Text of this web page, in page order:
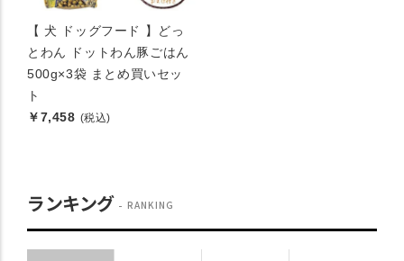
【 犬 ドッグフード 】どっ
とわん ドットわん豚ごはん
500g×3袋 まとめ買いセッ
ト
￥7,458 (税込)
ランキング RANKING